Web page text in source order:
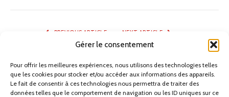
Gérer le consentement
Pour offrir les meilleures expériences, nous utilisons des technologies telles
que les cookies pour stocker et/ou accéder aux informations des appareils.
Le fait de consentir à ces technologies nous permettra de traiter des
données telles que le comportement de navigation ou les ID uniques sur ce
PREVIOUS ARTICLE
Les Saveurs
Gastronomie de Majorque et
Minorque
NEXT ARTICLE
Découvrez l’Histoire
de Zion